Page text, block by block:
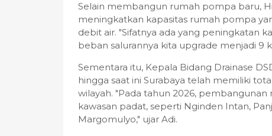
Selain membangun rumah pompa baru,
meningkatkan kapasitas rumah pompa
debit air. "Sifatnya ada yang peningkatan
beban salurannya kita upgrade menjadi 9
Sementara itu, Kepala Bidang Drainase
hingga saat ini Surabaya telah memiliki
wilayah. "Pada tahun 2026,
kawasan padat, seperti Nginden Intan,
Margomulyo," ujar Adi.